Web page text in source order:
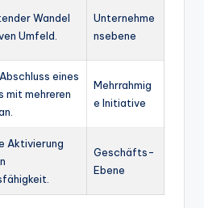
Wandel
Umfeld.
Unternehme
nsebene
eines
mit mehreren
Mehrrahmig
e Initiative
Aktivierung
Geschäfts-
Ebene